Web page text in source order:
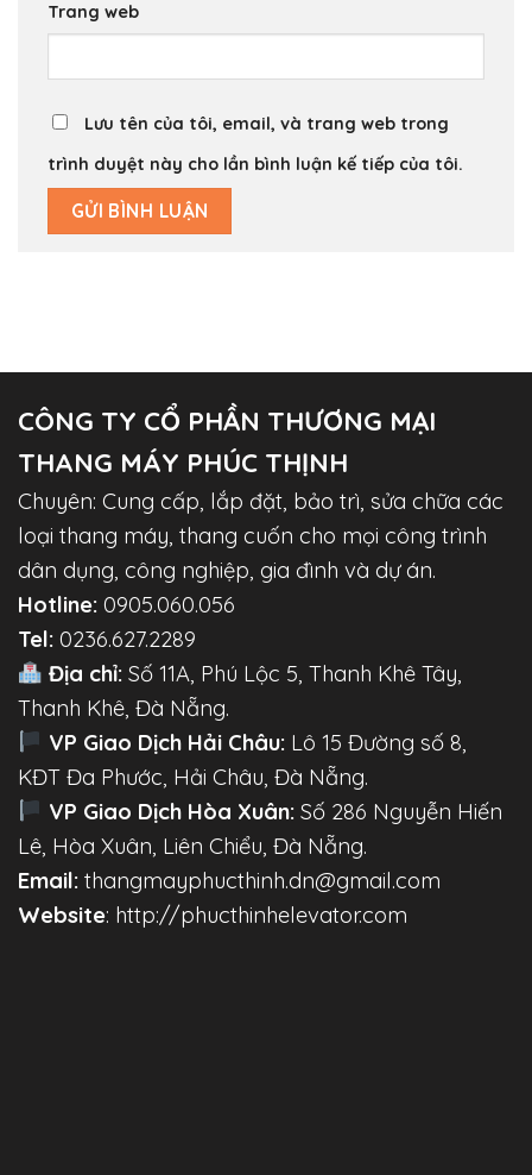
Trang web
Lưu tên của tôi, email, và trang web trong
trình duyệt này cho lần bình luận kế tiếp của tôi.
CÔNG TY CỔ PHẦN THƯƠNG MẠI
THANG MÁY PHÚC THỊNH
Chuyên: Cung cấp, lắp đặt, bảo trì, sửa chữa các
loại thang máy, thang cuốn cho mọi công trình
dân dụng, công nghiệp, gia đình và dự án.
Hotline: 0905.060.056
Tel: 0236.627.2289
Địa chỉ: Số 11A, Phú Lộc 5, Thanh Khê Tây,
Thanh Khê, Đà Nẵng.
VP Giao Dịch Hải Châu: Lô 15 Đường số 8,
KĐT Đa Phước, Hải Châu, Đà Nẵng.
VP Giao Dịch Hòa Xuân: Số 286 Nguyễn Hiến
Lê, Hòa Xuân, Liên Chiểu, Đà Nẵng.
Email: thangmayphucthinh.dn@gmail.com
Website: http://phucthinhelevator.com